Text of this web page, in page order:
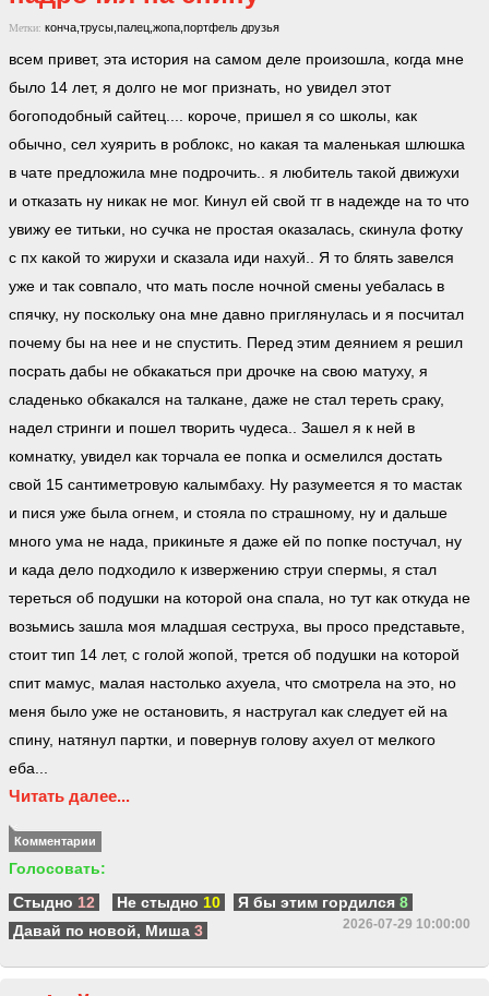
Метки: конча,трусы,палец,жопа,портфель друзья
всем привет, эта история на самом деле произошла, когда мне
было 14 лет, я долго не мог признать, но увидел этот
богоподобный сайтец.... короче, пришел я со школы, как
обычно, сел хуярить в роблокс, но какая та маленькая шлюшка
в чате предложила мне подрочить.. я любитель такой движухи
и отказать ну никак не мог. Кинул ей свой тг в надежде на то что
увижу ее титьки, но сучка не простая оказалась, скинула фотку
с пх какой то жирухи и сказала иди нахуй.. Я то блять завелся
уже и так совпало, что мать после ночной смены уебалась в
спячку, ну поскольку она мне давно приглянулась и я посчитал
почему бы на нее и не спустить. Перед этим деянием я решил
посрать дабы не обкакаться при дрочке на свою матуху, я
сладенько обкакался на талкане, даже не стал тереть сраку,
надел стринги и пошел творить чудеса.. Зашел я к ней в
комнатку, увидел как торчала ее попка и осмелился достать
свой 15 сантиметровую калымбаху. Ну разумеется я то мастак
и пися уже была огнем, и стояла по страшному, ну и дальше
много ума не нада, прикиньте я даже ей по попке постучал, ну
и када дело подходило к извержению струи спермы, я стал
тереться об подушки на которой она спала, но тут как откуда не
возьмись зашла моя младшая сеструха, вы просо представьте,
стоит тип 14 лет, с голой жопой, трется об подушки на которой
спит мамус, малая настолько ахуела, что смотрела на это, но
меня было уже не остановить, я настругал как следует ей на
спину, натянул партки, и повернув голову ахуел от мелкого
еба...
Читать далее...
Комментарии
Голосовать:
Стыдно 12 Не стыдно 10 Я бы этим гордился 8
Давай по новой, Миша 3 2026-07-29 10:00:00